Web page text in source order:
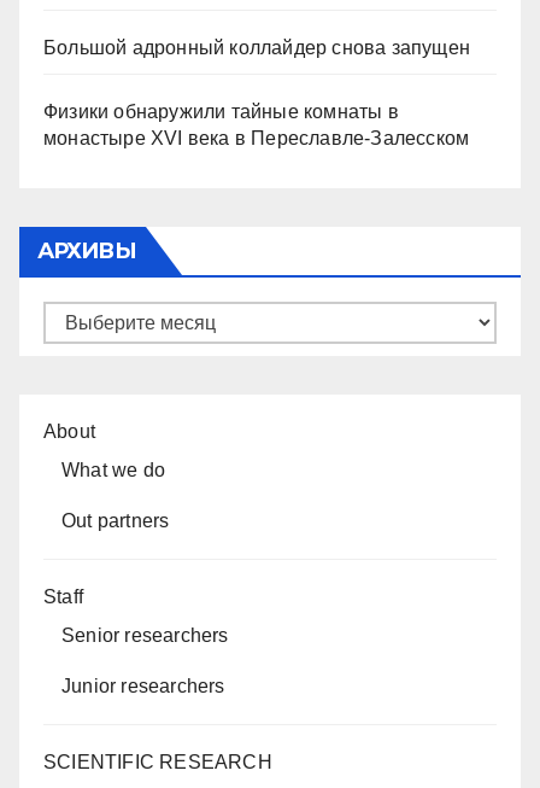
Большой адронный коллайдер снова запущен
Физики обнаружили тайные комнаты в
монастыре XVI века в Переславле-Залесском
АРХИВЫ
Архивы
About
What we do
Out partners
Staff
Senior researchers
Junior researchers
SCIENTIFIC RESEARCH